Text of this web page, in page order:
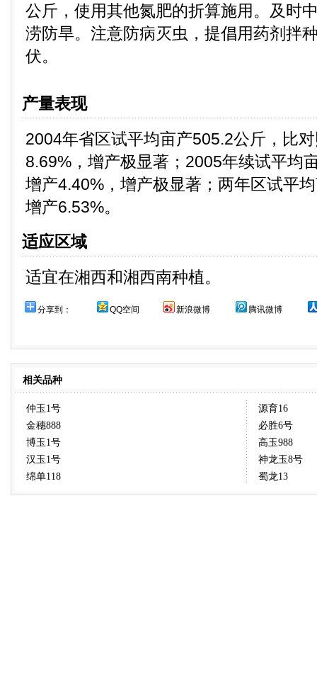
公斤，使用其他氮肥的折算施用。及时
涝防旱。注意防病灭虫，提倡用药剂拌
伏。
产量表现
2004年省区试平均亩产505.2公斤，比
8.69%，增产极显著；2005年续试平均
增产4.40%，增产极显著；两年区试平
增产6.53%。
适应区域
适宜在湘西和湘西南种植。
分享到： QQ空间 新浪微博 腾讯微博
相关品种
仲玉1号
金穗888
博玉1号
汉玉1号
绵单118
源育16
必胜6号
高玉988
神龙玉8号
蜀龙13